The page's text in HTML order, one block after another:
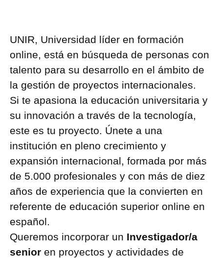
UNIR, Universidad líder en formación
online, está en búsqueda de personas con
talento para su desarrollo en el ámbito de
la gestión de proyectos internacionales.
Si te apasiona la educación universitaria y
su innovación a través de la tecnología,
este es tu proyecto. Únete a una
institución en pleno crecimiento y
expansión internacional, formada por más
de 5.000 profesionales y con más de diez
años de experiencia que la convierten en
referente de educación superior online en
español.
Queremos incorporar un Investigador/a
senior en proyectos y actividades de